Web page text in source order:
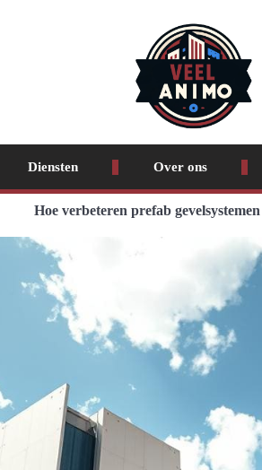
Diensten Over ons
Hoe verbeteren prefab